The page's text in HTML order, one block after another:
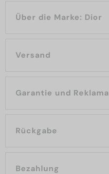
Über die Marke: Dior
Versand
Garantie und
Rückgabe
Bezahlung